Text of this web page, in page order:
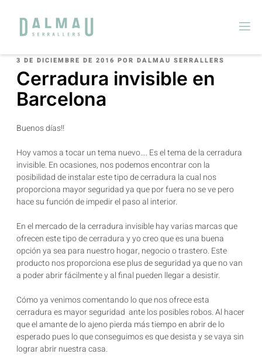
3 DE DICIEMBRE DE 2016 POR DALMAU SERRALLERS
Cerradura invisible en
Barcelona
Buenos días!!
Hoy vamos a tocar un tema nuevo…. Es el tema de la cerradura
invisible. En ocasiones, nos podemos encontrar con la
posibilidad de instalar este tipo de cerradura la cual nos
proporciona mayor seguridad ya que por fuera no se ve pero
hace su función de impedir el paso al interior.
En el mercado de la cerradura invisible hay varias marcas que
ofrecen este tipo de cerradura y yo creo que es una buena
opción ya sea para nuestro hogar, negocio o trastero. Este
producto nos proporciona ese plus de seguridad ya que no van
a poder abrir fácilmente y al final pueden llegar a desistir.
Cómo ya venimos comentando lo que nos ofrece esta
cerradura es mayor seguridad ante los posibles robos. Al hacer
que el amante de lo ajeno pierda más tiempo en abrir de lo
esperado pues lo que conseguimos es que desista y se vaya sin
lograr abrir nuestra casa.